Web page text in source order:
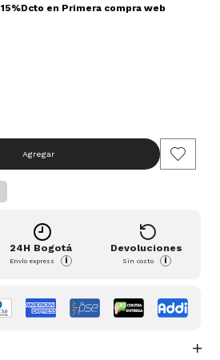
15%Dcto en Primera compra web
Agregar
24H Bogotá
Envío express i
Devoluciones
Sin costo i